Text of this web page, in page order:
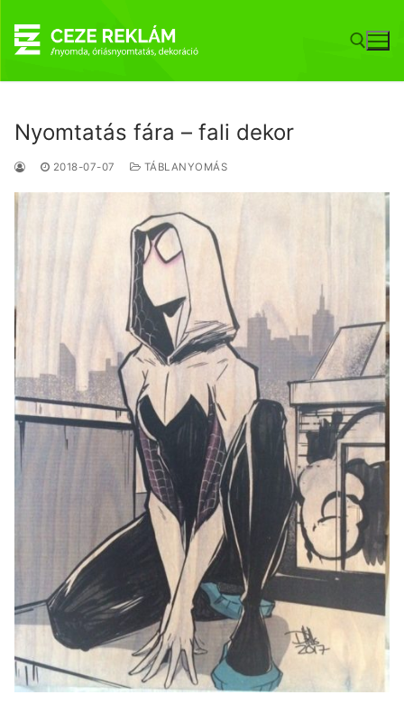
tartalomra
Nyomtatás fára – fali dekor
2018-07-07 TÁBLANYOMÁS